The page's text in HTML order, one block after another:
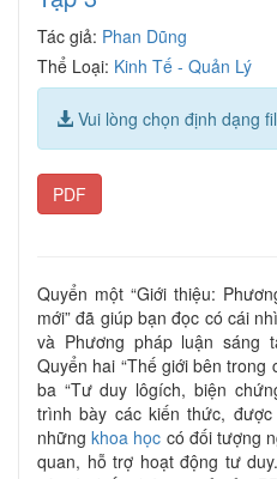
Tác giả: Phan Dũng
Thể Loại: Kinh Tế - Quản Lý
Vui lòng chọn định dạng
PDF
Quyển một “Giới thiệu:
mới” đã giúp bạn đọc có cái
và Phương pháp luận sáng
Quyển hai “Thế giới bên trong
ba “Tư duy lôgích, biện
trình bày các kiến thức,
nhữngkhoa học có đối tượng
quan, hỗ trợ hoạt động tư